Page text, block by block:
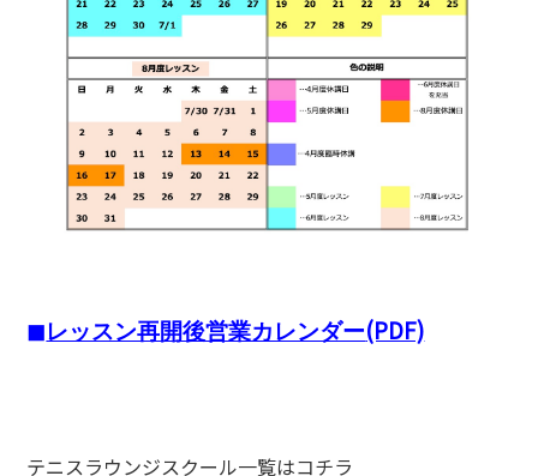
◼︎レッスン再開後営業カレンダー(PDF)
テニスラウンジスクール一覧はコチラ